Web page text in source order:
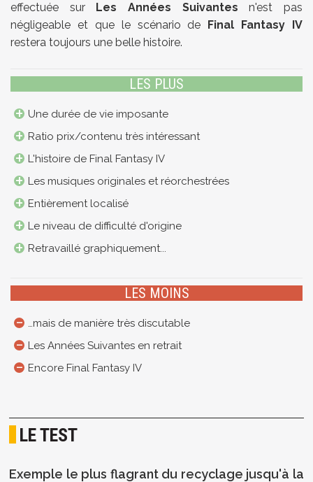
effectuée sur
Les Années Suivantes n'est pas
négligeable et que le scénario de
Final Fantasy IV
restera toujours une belle histoire.
LES PLUS
Une durée de vie imposante
Ratio prix/contenu très intéressant
L'histoire de Final Fantasy IV
Les musiques originales et réorchestrées
Entièrement localisé
Le niveau de difficulté d'origine
Retravaillé graphiquement...
LES MOINS
…mais de manière très discutable
Les Années Suivantes en retrait
Encore Final Fantasy IV
LE TEST
Exemple le plus flagrant du recyclage jusqu'à la